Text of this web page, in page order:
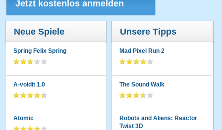
Jetzt kostenlos anmelden
Neue Spiele
Spring Felix Spring
A-voidit 1.0
Atomic
Unsere Tipps
Mad Pixel Run 2
The Sound Walk
Robots and Aliens: Reactor
Twist 3D